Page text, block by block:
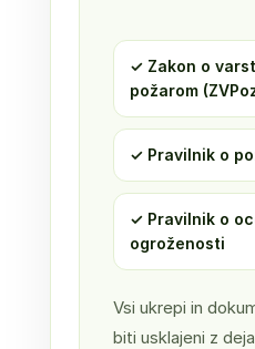
✓ Zakon o
požarom
✓ Pravilnik o
✓ Pravilnik o
ogroženosti
Vsi ukrepi in
biti usklajeni z